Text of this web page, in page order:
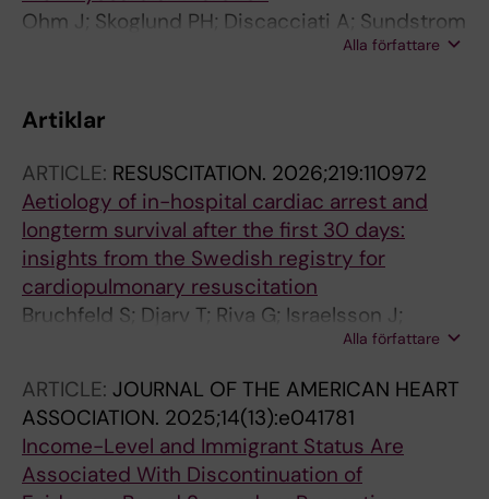
Ohm J; Skoglund PH; Discacciati A; Sundstrom
J; Hambraeus K; Jernberg T; Svensson P
Alla författare
Artiklar
ARTICLE: RESUSCITATION. 2026;219:110972
Aetiology of in-hospital cardiac arrest and
longterm survival after the first 30 days:
insights from the Swedish registry for
cardiopulmonary resuscitation
Bruchfeld S; Djarv T; Riva G; Israelsson J;
Alla författare
ARTICLE: JOURNAL OF THE AMERICAN HEART
ASSOCIATION. 2025;14(13):e041781
Income-Level and Immigrant Status Are
Associated With Discontinuation of